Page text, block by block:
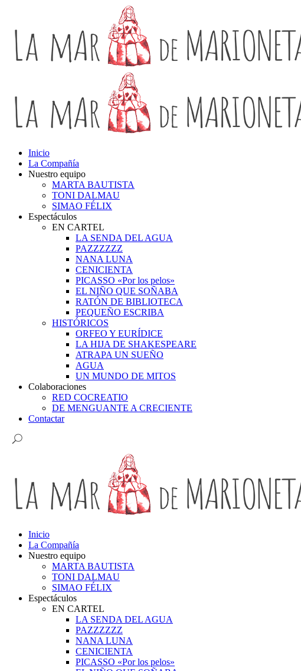
Inicio
La Compañía
Nuestro equipo
MARTA BAUTISTA
TONI DALMAU
SIMAO FÉLIX
Espectáculos
EN CARTEL
LA SENDA DEL AGUA
PAZZZZZZ
NANA LUNA
CENICIENTA
PICASSO «Por los pelos»
EL NIÑO QUE SOÑABA
RATÓN DE BIBLIOTECA
PEQUEÑO ESCRIBA
HISTÓRICOS
ORFEO Y EURÍDICE
LA HIJA DE SHAKESPEARE
ATRAPA UN SUEÑO
AGUA
UN MUNDO DE MITOS
Colaboraciones
RED COCREATIO
DE MENGUANTE A CRECIENTE
Contactar
Inicio
La Compañía
Nuestro equipo
MARTA BAUTISTA
TONI DALMAU
SIMAO FÉLIX
Espectáculos
EN CARTEL
LA SENDA DEL AGUA
PAZZZZZZ
NANA LUNA
CENICIENTA
PICASSO «Por los pelos»